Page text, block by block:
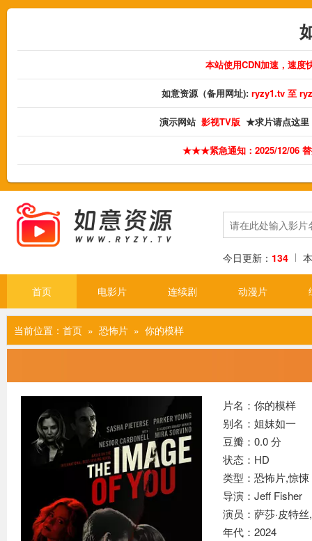
本站使用CDN加速，速度
如意资源（备用网址):ryzy1.tv 至
演示网站 影视TV版 ★求片请点这
★★★紧急通知：2025/12/06 替
今日更新： 134
首页 电影片 连续剧 动漫片
当前位置： 首页 » 恐怖片 » 你的模样
片名：你的模样
别名：姐妹如一
豆瓣：0.0 分
状态：HD
类型：恐怖片,惊悚
导演：Jeff Fisher
演员：萨莎·皮特
年代：2024